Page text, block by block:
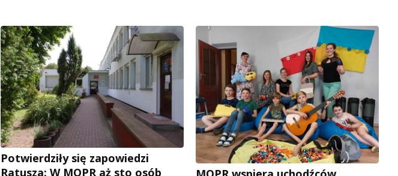
Potwierdziły się zapowiedzi
Ratusza: W MOPR aż sto osób